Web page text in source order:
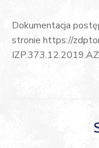
Dokumentacja
stronie https://
IZP.373.12.2019.AZ